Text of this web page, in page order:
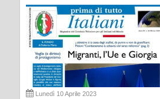
Lunedì 10 Aprile 2023